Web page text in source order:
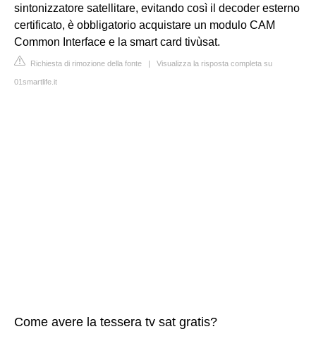
sintonizzatore satellitare, evitando così il decoder esterno
certificato, è obbligatorio acquistare un modulo CAM
Common Interface e la smart card tivùsat.
Richiesta di rimozione della fonte | Visualizza la risposta completa su
01smartlife.it
Come avere la tessera tv sat gratis?